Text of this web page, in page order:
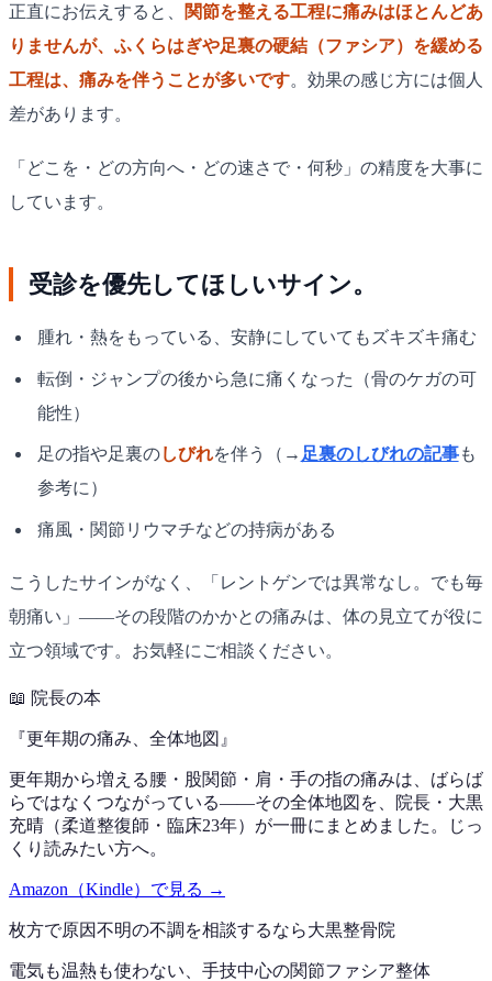
正直にお伝えすると、
関節を整える工程に痛みはほとんどあ
りませんが、ふくらはぎや足裏の硬結（ファシア）を緩める
工程は、痛みを伴うことが多いです。効果の感じ方には個人
差があります。
「どこを・どの方向へ・どの速さで・何秒」の精度を大事に
しています。
受診を優先してほしいサイン。
腫れ・熱をもっている、安静にしていてもズキズキ痛む
転倒・ジャンプの後から急に痛くなった（骨のケガの可
能性）
足の指や足裏のしびれを伴う（→ 足裏のしびれの記事も
参考に）
痛風・関節リウマチなどの持病がある
こうしたサインがなく、「レントゲンでは異常なし。でも毎
朝痛い」——その段階のかかとの痛みは、体の見立てが役に
立つ領域です。お気軽にご相談ください。
📖 院長の本
『更年期の痛み、全体地図 』
更年期から増える腰・股関節・肩・手の指の痛みは、ばらば
らではなくつながっている——その全体地図を、院長・大黒
充晴（柔道整復師・臨床23年）が一冊にまとめました。じっ
くり読みたい方へ。
Amazon（Kindle）で見る →
枚方で原因不明の不調 を相談するなら大黒整骨院
電気も温熱も使わない、手技中心の関節ファシア整体